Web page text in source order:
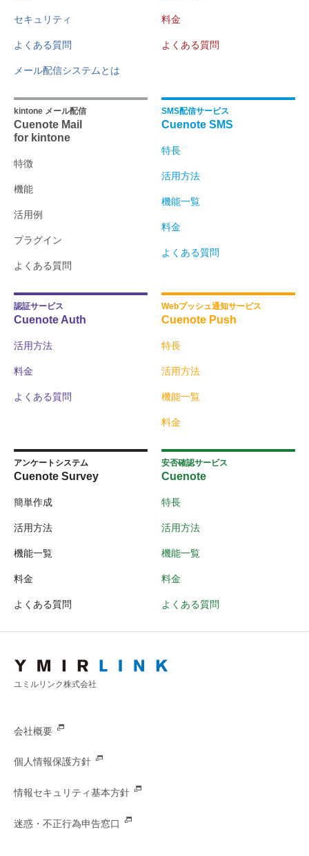
セキュリティ
よくある質問
メール配信システムとは
料金
よくある質問
kintone メール配信
Cuenote Mail
for kintone
特徴
機能
活用例
プラグイン
よくある質問
SMS配信サービス
Cuenote SMS
特長
活用方法
機能一覧
料金
よくある質問
認証サービス
Cuenote Auth
活用方法
料金
よくある質問
Webプッシュ通知サービス
Cuenote Push
特長
活用方法
機能一覧
料金
アンケートシステム
Cuenote Survey
簡単作成
活用方法
機能一覧
料金
よくある質問
安否確認サービス
Cuenote
特長
活用方法
機能一覧
料金
よくある質問
ユミルリンク株式会社
会社概要
個人情報保護方針
情報セキュリティ基本方針
迷惑・不正行為申告窓口